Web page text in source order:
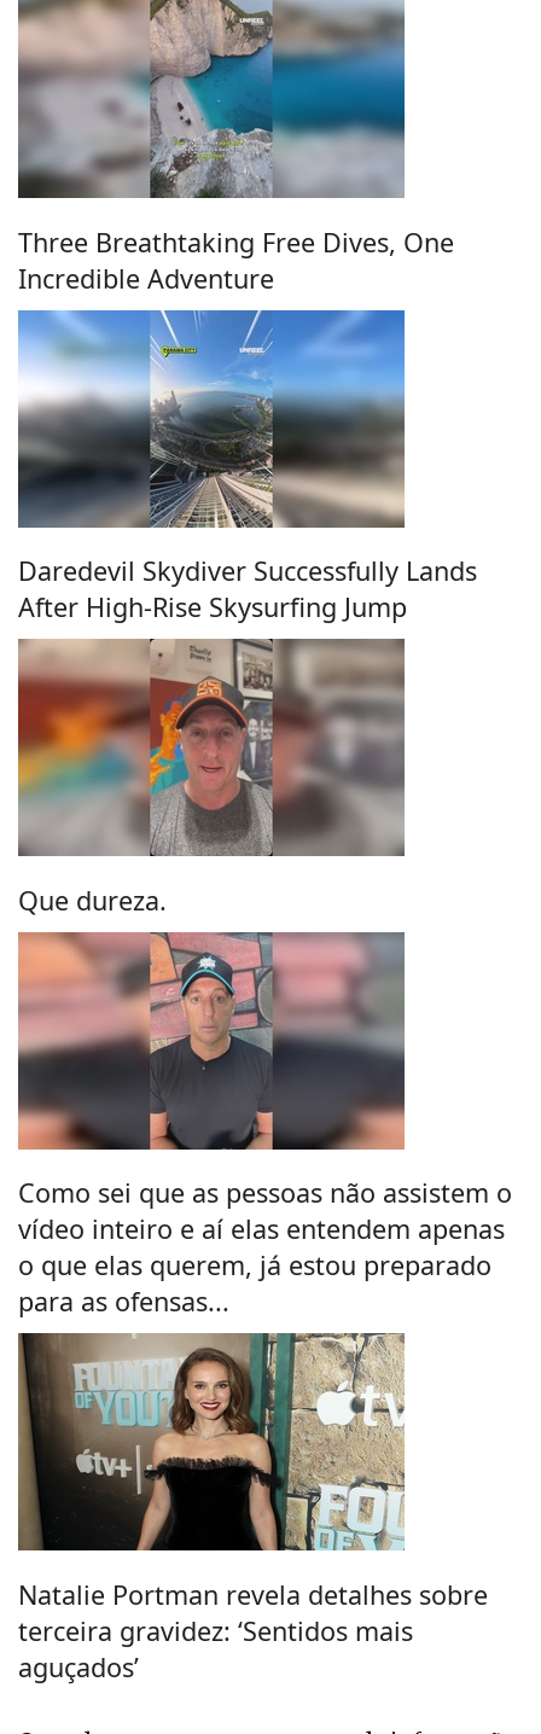
Three Breathtaking Free Dives, One
Incredible Adventure
Daredevil Skydiver Successfully Lands
After High-Rise Skysurfing Jump
Que dureza.
Como sei que as pessoas não assistem o
vídeo inteiro e aí elas entendem apenas
o que elas querem, já estou preparado
para as ofensas...
Natalie Portman revela detalhes sobre
terceira gravidez: ‘Sentidos mais
aguçados’